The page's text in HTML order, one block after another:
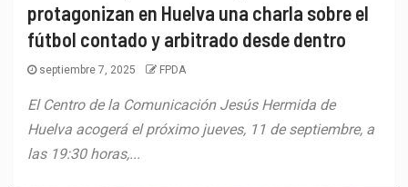
protagonizan en Huelva una charla sobre el
fútbol contado y arbitrado desde dentro
septiembre 7, 2025 FPDA
El Centro de la Comunicación Jesús Hermida de
Huelva acogerá el próximo jueves, 11 de septiembre, a
las 19:30 horas,...